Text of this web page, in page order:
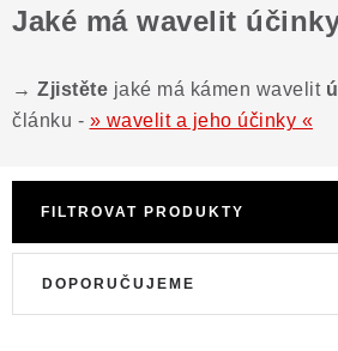
Jaké má wavelit
→ Zjistěte jaké má kámen wavelit
článku - » wavelit a jeho účinky «
FILTROVAT PRODUKTY
DOPORUČUJEME